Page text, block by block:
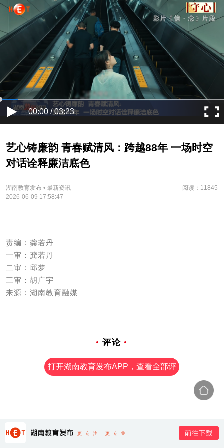
00:00 / 03:23
艺心铸廉韵 青春赋清风：跨越88年 一场时空
对话诠释廉洁底色
湖南教育发布 • 最新资讯
阅读：11845
2026-06-09 17:58:47
责编：龚若丹
一审：龚若丹
二审：邱梦
三审：胡广宇
来源：湖南教育融媒
评论
打开湖南教育发布APP，查看全部评